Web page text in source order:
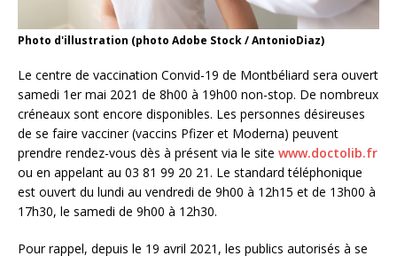
Photo d'illustration (photo Adobe Stock / AntonioDiaz)
Le centre de vaccination Convid-19 de Montbéliard sera ouvert
samedi 1er mai 2021 de 8h00 à 19h00 non-stop. De nombreux
créneaux sont encore disponibles. Les personnes désireuses
de se faire vacciner (vaccins Pfizer et Moderna) peuvent
prendre rendez-vous dès à présent via le site www.doctolib.fr
ou en appelant au 03 81 99 20 21. Le standard téléphonique
est ouvert du lundi au vendredi de 9h00 à 12h15 et de 13h00 à
17h30, le samedi de 9h00 à 12h30.
Pour rappel, depuis le 19 avril 2021, les publics autorisés à se